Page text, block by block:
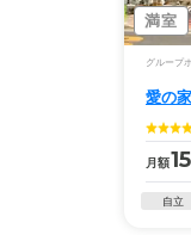
満室
グループ
愛の
月額
自立